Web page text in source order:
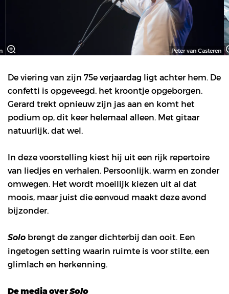
Peter van Casteren
De viering van zijn 75e verjaardag ligt achter hem. De
confetti is opgeveegd, het kroontje opgeborgen.
Gerard trekt opnieuw zijn jas aan en komt het
podium op, dit keer helemaal alleen. Met gitaar
natuurlijk, dat wel.
In deze voorstelling kiest hij uit een rijk repertoire
van liedjes en verhalen. Persoonlijk, warm en zonder
omwegen. Het wordt moeilijk kiezen uit al dat
moois, maar juist die eenvoud maakt deze avond
bijzonder.
Solo brengt de zanger dichterbij dan ooit. Een
ingetogen setting waarin ruimte is voor stilte, een
glimlach en herkenning.
De media overSolo